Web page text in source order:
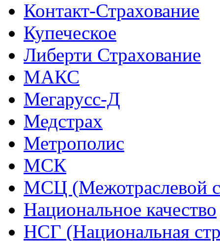
Контакт-Страхование
Купеческое
Либерти Страхование
МАКС
Мегарусс-Д
Медстрах
Метрополис
МСК
МСЦ (Межотраслевой
Национальное качество
НСГ (Национальная